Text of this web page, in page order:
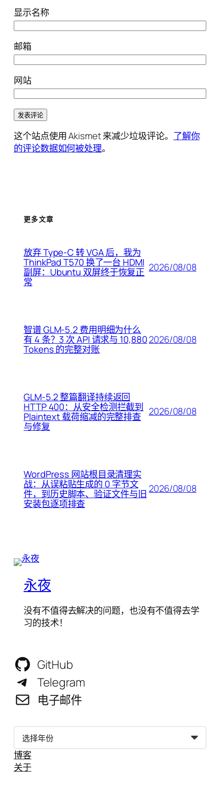
显示名称
邮箱
网站
这个站点使用 Akismet 来减少垃圾评论。 了解你
的评论数据如何被处理。
更多文章
放弃 Type-C 转 VGA 后，我为
ThinkPad T570 换了一台 HDMI
副屏：Ubuntu 双屏终于恢复正
常
2026/08/08
智谱 GLM-5.2 费用明细为什么
有 4 条？3 次 API 请求与 10,880
Tokens 的完整对账
2026/08/08
GLM-5.2 整篇翻译持续返回
HTTP 400：从安全检测拦截到
Plaintext 载荷缩减的完整排查
与修复
2026/08/08
WordPress 网站根目录清理实
战：从误粘贴生成的 0 字节文
件，到历史脚本、验证文件与旧
安装包逐项排查
2026/08/08
永夜
没有不值得去解决的问题，也没有不值得去学
习的技术！
GitHub
Telegram
电子邮件
归
档
博客
关于